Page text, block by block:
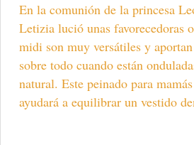
En la comunión de la princesa
Letizia lució unas favorecedoras
midi son muy versátiles y
sobre todo cuando están
natural. Este peinado para
ayudará a equilibrar un vestido